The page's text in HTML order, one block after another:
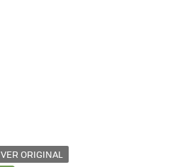
VER ORIGINAL